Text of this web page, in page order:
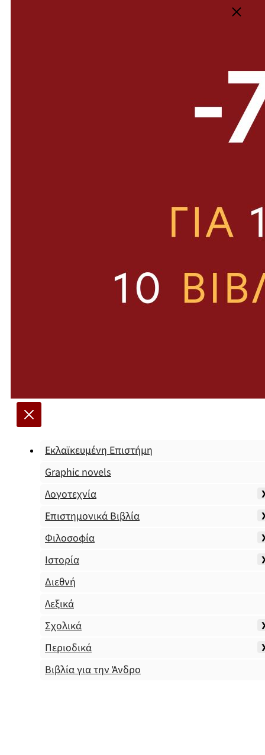
Εκλαϊκευμένη Επιστήμη
Graphic novels
Λογοτεχνία
Επιστημονικά Βιβλία
Φιλοσοφία
Ιστορία
Διεθνή
Λεξικά
Σχολικά
Περιοδικά
Βιβλία για την Άνδρο